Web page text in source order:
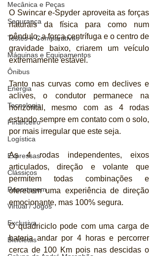
Mecânica e Peças
Segurança
Testes e Comparativos
Máquinas e Equipamentos
Ônibus
Energia
Tecnologia
Financeiro
Logística
Expressas
Clássicos
Reportagem
Virtual / Jogos
Exclusiva
Bicicletas
O Swincar e-Spyder aproveita as forças
naturais da física para como num
pêndulo, a força centrífuga e o centro de
gravidade baixo, criarem um veículo
extremamente estável.
Tanto nas curvas como em declives e
aclives, o condutor permanece na
horizontal, mesmo com as 4 rodas
estando sempre em contato com o solo,
por mais irregular que este seja.
As 4 rodas independentes, eixos
articulados, direção e volante que
permitem todas combinações e
oferecem uma experiência de direção
emocionante, mas 100% segura.
O quadriciclo pode com uma carga de
bateria andar por 4 horas e percorrer
cerca de 100 Km pois nas descidas o